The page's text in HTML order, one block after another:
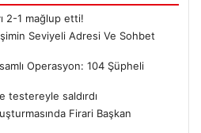
2-1 mağlup etti!
Seviyeli Adresi Ve Sohbet
Operasyon: 104 Şüpheli
testereyle saldırdı
Firari Başkan